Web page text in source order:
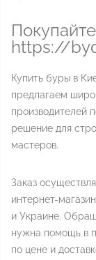
https://
Купить буры в
предлагаем
производителей
решение для
мастеров.
Заказ
интернет-
и Украине.
нужна помощь в
по цене и